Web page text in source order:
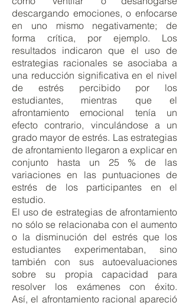
descargando emociones, o enfocarse
en uno mismo negativamente; de
forma crítica, por ejemplo. Los
resultados indicaron que el uso de
estrategias racionales se asociaba a
una reducción significativa en el nivel
de estrés percibido por los
estudiantes, mientras que el
afrontamiento emocional tenía un
efecto contrario, vinculándose a un
grado mayor de estrés. Las estrategias
de afrontamiento llegaron a explicar en
conjunto hasta un 25 % de las
variaciones en las puntuaciones de
estrés de los participantes en el
estudio.
El uso de estrategias de afrontamiento
no sólo se relacionaba con el aumento
o la disminución del estrés que los
estudiantes experimentaban, sino
también con sus autoevaluaciones
sobre su propia capacidad para
resolver los exámenes con éxito.
Así, el afrontamiento racional apareció